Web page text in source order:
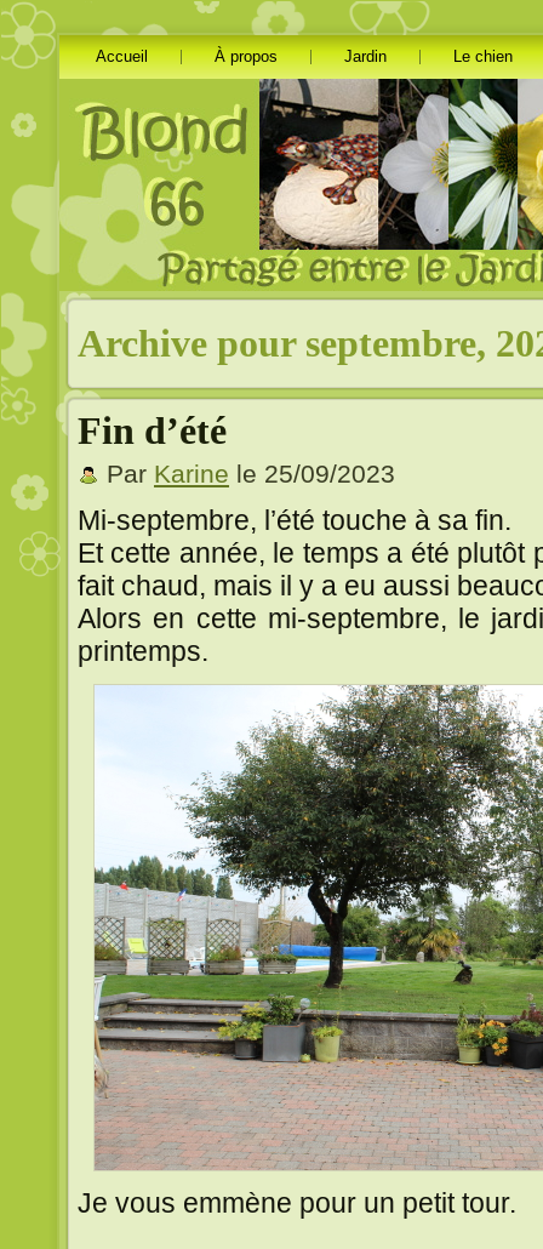
Accueil À propos Jardin Le chien
Archive pour septembre,
Fin d’été
Par Karine le 25/09/2023
Mi-septembre, l’été touche à sa fin.
Et cette année, le temps a été plutôt
fait chaud, mais il y a eu aussi
Alors en cette mi-septembre, le
printemps.
Je vous emmène pour un petit tour.